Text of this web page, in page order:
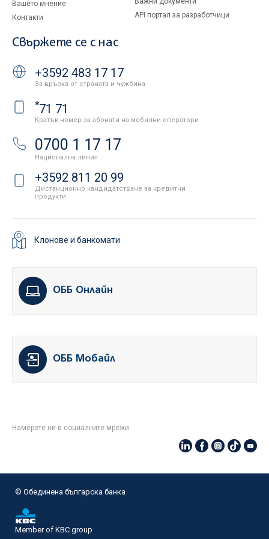
Вашето мнение
Контакти
API портал за разработчици
Свържете се с нас
+3592 483 17 17
За връзка от страната и чужбина
*71 71
Кратък номер за абонати на мобилни оператори
0700 1 17 17
Национална линия
+3592 811 20 99
Дистанционно кандидатстване за кредитни
продукти
Клонове и банкомати
ОББ Онлайн
ОББ Мобайл
Намерете ни в социалните мрежи:
© Oбединена българска банка
Member of KBC group